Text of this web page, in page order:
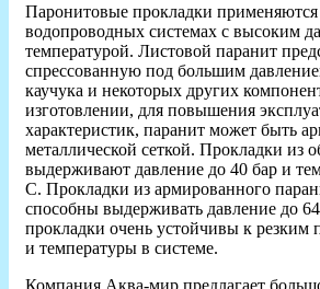
Паронитовые прокладки применяются
водопроводных системах с высоким
температурой. Листовой паранит
спрессованную под большим
каучука и некоторых других
изготовлении, для повышения
характеристик, паранит может быть
металлической сеткой. Прокладки из
выдерживают давление до 40 бар и
С. Прокладки из армированного
способны выдерживать давление до
прокладки очень устойчивы к резким
и температуры в системе.
Компания Аква-мир предлагает